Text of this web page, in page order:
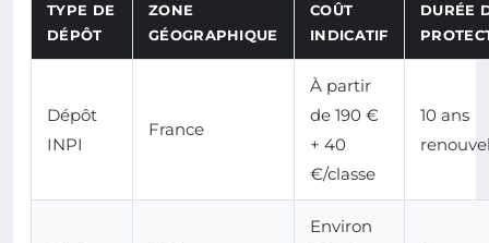
TYPE DE
DÉPÔT
ZONE
GÉOGRAPHIQUE
COÛT
INDICATIF
DURÉE
Dépôt
INPI
France
À partir
de 190 €
+ 40
€/classe
10 ans
Environ